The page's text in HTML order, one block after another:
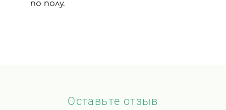
по полу.
Оставьте отзыв